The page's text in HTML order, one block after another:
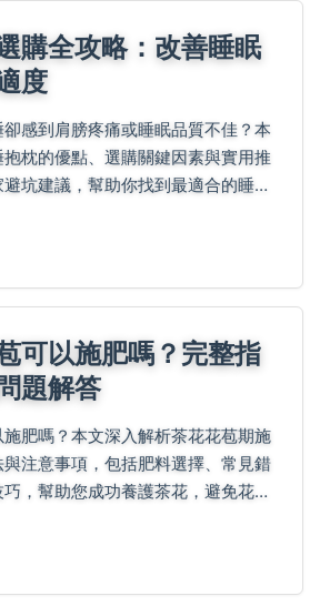
購全攻略：改善睡眠
度
感到肩膀疼痛或睡眠品質不佳？本
枕的優點、選購關鍵因素與實用推
坑建議，幫助你找到最適合的睡眠
可以施肥嗎？完整指
題解答
肥嗎？本文深入解析茶花花苞期施
注意事項，包括肥料選擇、常見錯
，幫助您成功養護茶花，避免花苞